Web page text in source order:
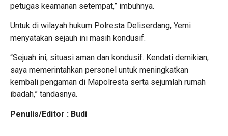
petugas keamanan setempat,” imbuhnya.
Untuk di wilayah hukum Polresta Deliserdang, Yemi
menyatakan sejauh ini masih kondusif.
“Sejuah ini, situasi aman dan kondusif. Kendati demikian,
saya memerintahkan personel untuk meningkatkan
kembali pengaman di Mapolresta serta sejumlah rumah
ibadah,” tandasnya.
Penulis/Editor : Budi